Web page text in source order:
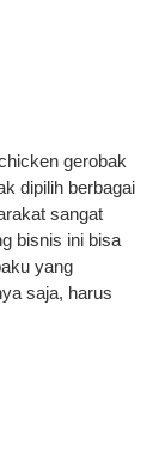
gerobak
dipilih berbagai
sangat
bisnis ini bisa
yang
saja, harus